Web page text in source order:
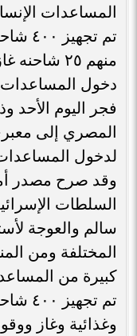
المساعدات
تم
منهم ٢٥
دخول المساعدات
فجر اليوم
المصري إلى
لدخول المساعدات
وقد صرح مصدر
السلطات
سالم والعوجة
المختلفة ومن
كبيرة من
تم